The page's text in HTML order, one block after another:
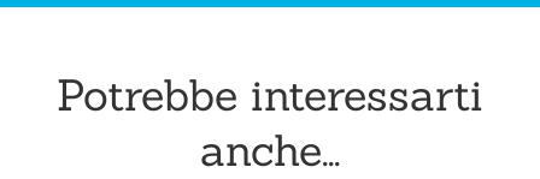
Potrebbe interessarti
anche...